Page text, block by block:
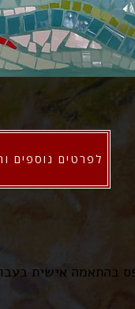
לפרטים נוספים
בהתאמה אישית